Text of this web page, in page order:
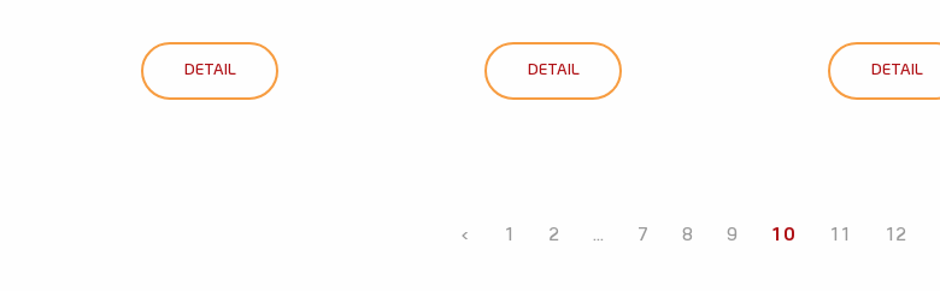
DETAIL DETAIL DETAIL
‹ 1 2 ... 7 8 9 10 11 12